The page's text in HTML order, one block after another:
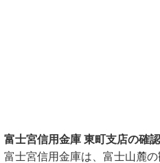
富士宮信用金庫 東町支店の確
富士宮信用金庫は、富士山麓